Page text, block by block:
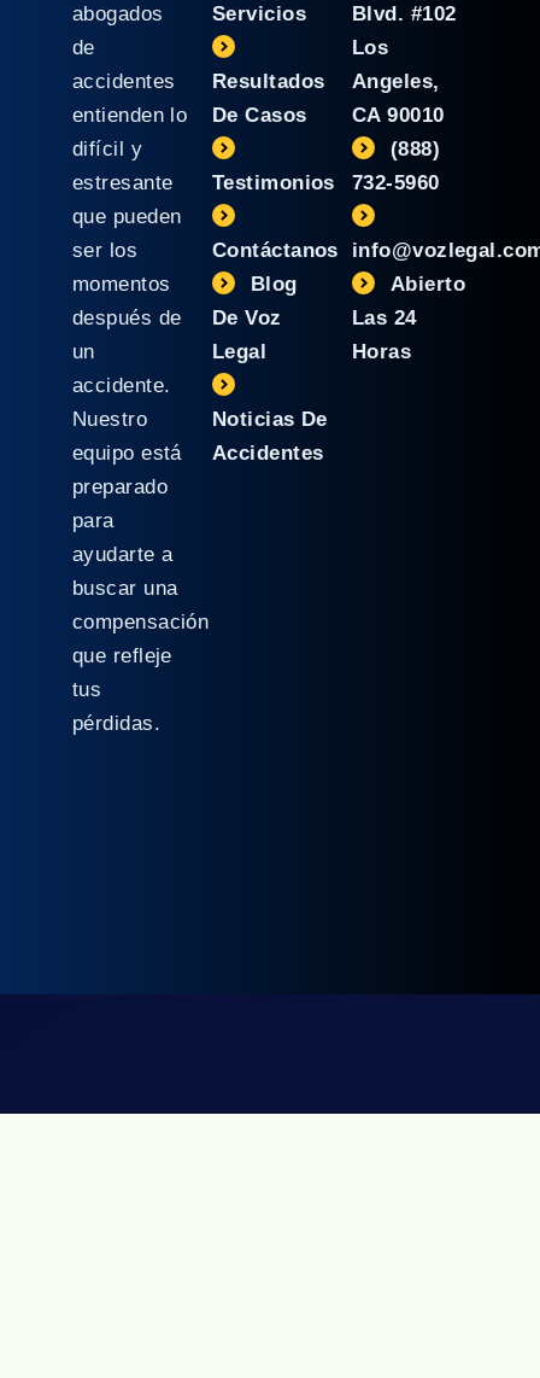
abogados
de
accidentes
entienden lo
difícil y
estresante
que pueden
ser los
momentos
después de
un
accidente.
Nuestro
equipo está
preparado
para
ayudarte a
buscar una
compensación
que refleje
tus
pérdidas.
Servicios
Resultados
De Casos
Testimonios
Contáctanos
Blog
De Voz
Legal
Noticias De
Accidentes
Blvd. #102
Los
Angeles,
CA 90010
(888)
732-5960
Abierto
Las 24
Horas